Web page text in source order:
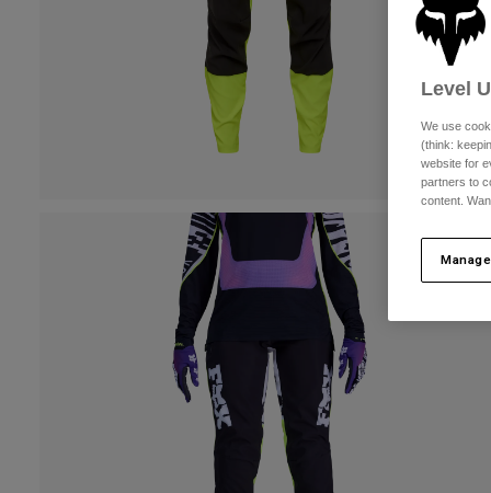
Level
We use
(think:
website for
partners to
content.